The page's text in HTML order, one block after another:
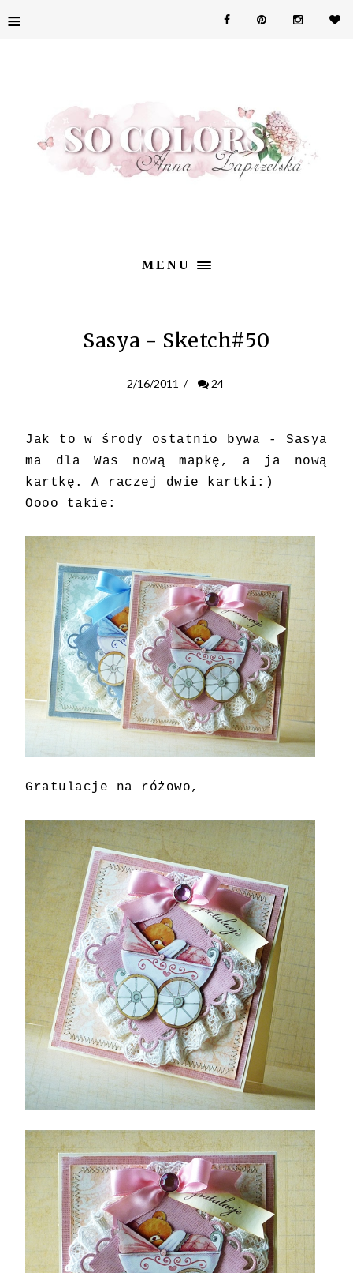
≡
MENU
Sasya - Sketch#50
2/16/2011 / 24
Jak to w środy ostatnio bywa -Sasya
ma dla Was nową mapkę , a ja nową
kartkę. A raczej dwie kartki:)
Oooo takie:
Gratulacje na różowo,